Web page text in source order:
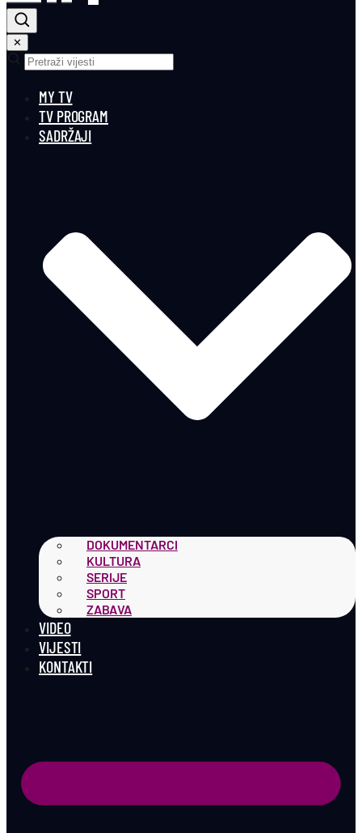
✕
MY TV
TV PROGRAM
SADRŽAJI
DOKUMENTARCI
KULTURA
SERIJE
SPORT
ZABAVA
VIDEO
VIJESTI
KONTAKTI